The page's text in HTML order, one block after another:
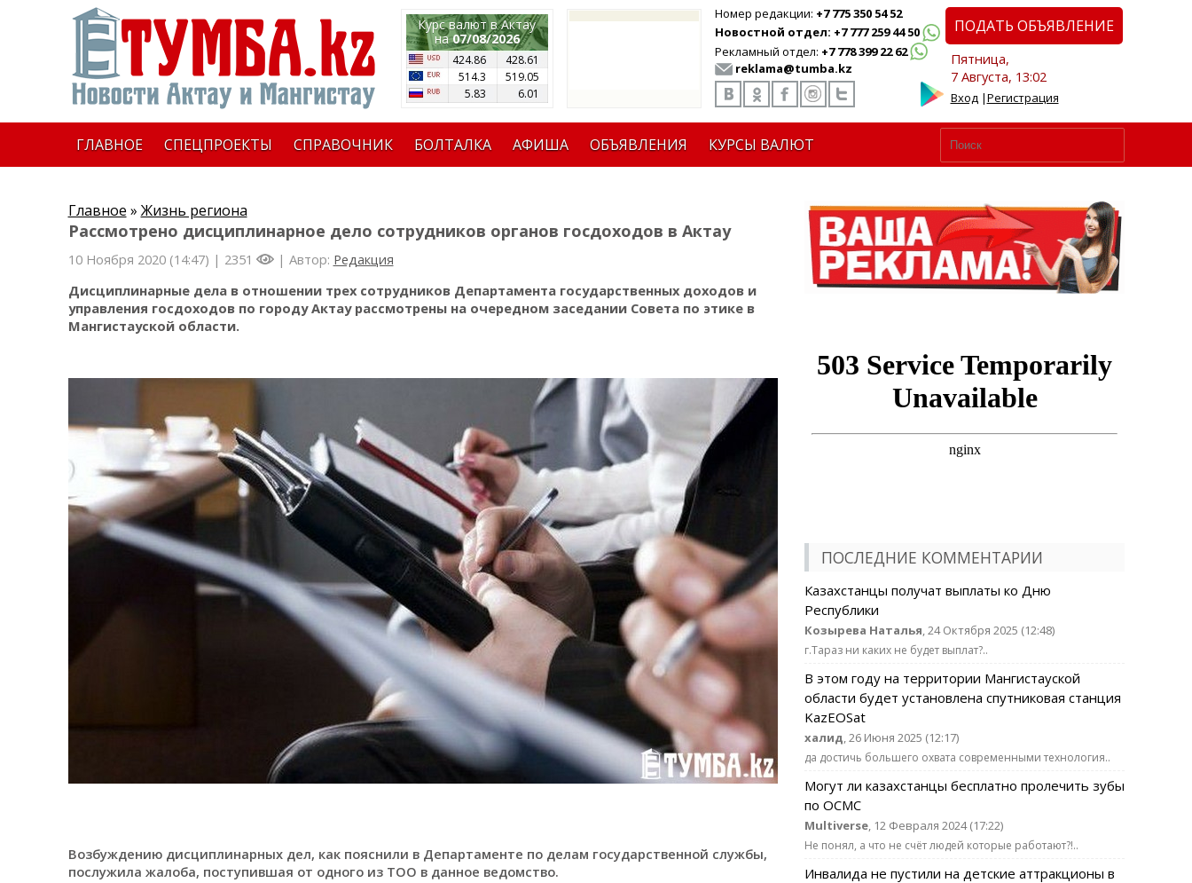
Курс валют в Актау
на07/08/2026
424.86
428.61
514.3
519.05
5.83
6.01
Номер редакции: +7 775 350 54 52
Новостной отдел: +7 777 259 44 50
Рекламный отдел: +7 778 399 22 62
reklama@tumba.kz
ПОДАТЬ ОБЪЯВЛЕНИЕ
Пятница,
7 Августа, 13:02
Вход|Регистрация
ГЛАВНОЕ СПЕЦПРОЕКТЫ СПРАВОЧНИК БОЛТАЛКА АФИША ОБЪЯВЛЕНИЯ КУРСЫ ВАЛЮТ
Главное » Жизнь региона
Рассмотрено дисциплинарное дело сотрудников органов госдоходов в Актау
10 Ноября 2020 (14:47) | 2351 | Автор: Редакция
Дисциплинарные дела в отношении трех сотрудников Департамента государственных доходов и
управления госдоходов по городу Актау рассмотрены на очередном заседании Совета по этике в
Мангистауской области.
Возбуждению дисциплинарных дел, как пояснили в Департаменте по делам государственной службы,
послужила жалоба, поступившая от одного из ТОО в данное ведомство.
ПОСЛЕДНИЕ КОММЕНТАРИИ
Казахстанцы получат выплаты ко Дню
Республики
Козырева Наталья, 24 Октября 2025 (12:48)
г.Тараз ни каких не будет выплат?..
В этом году на территории Мангистауской
области будет установлена спутниковая станция
KazEOSat
халид, 26 Июня 2025 (12:17)
да достичь большего охвата современными технология..
Могут ли казахстанцы бесплатно пролечить зубы
по ОСМС
Multiverse, 12 Февраля 2024 (17:22)
Не понял, а что не счёт людей которые работают?!..
Инвалида не пустили на детские аттракционы в